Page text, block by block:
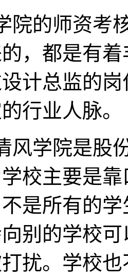
院的师资
，都是有
计总监的
行业人脉。
风学院是
校主要是
是所有的
别的学校
扰。学校